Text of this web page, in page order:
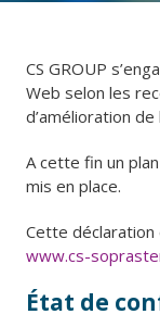
CS GROUP
Web selon les
d’amélioration de
A cette fin un
mis en place.
Cette déclaration
www.cs-
État de